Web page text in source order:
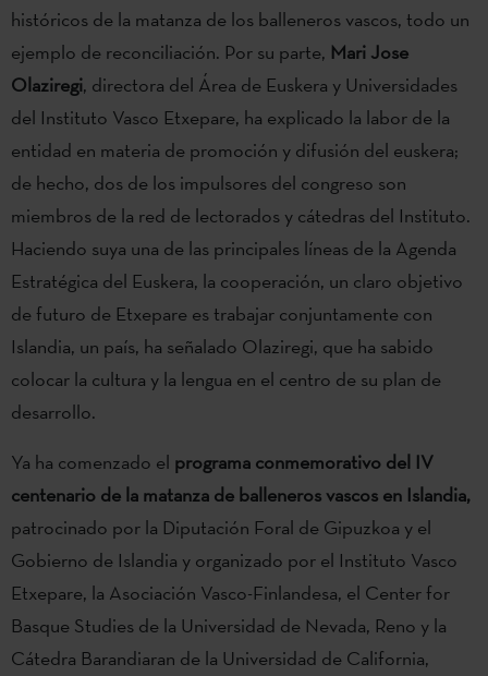
históricos de la matanza de los balleneros vascos, todo un
ejemplo de reconciliación. Por su parte, Mari Jose
Olaziregi, directora del Área de Euskera y Universidades
del Instituto Vasco Etxepare, ha explicado la labor de la
entidad en materia de promoción y difusión del euskera;
de hecho, dos de los impulsores del congreso son
miembros de la red de lectorados y cátedras del Instituto.
Haciendo suya una de las principales líneas de la Agenda
Estratégica del Euskera, la cooperación, un claro objetivo
de futuro de Etxepare es trabajar conjuntamente con
Islandia, un país, ha señalado Olaziregi, que ha sabido
colocar la cultura y la lengua en el centro de su plan de
desarrollo.
Ya ha comenzado el programa conmemorativo del IV
centenario de la matanza de balleneros vascos en Islandia,
patrocinado por la Diputación Foral de Gipuzkoa y el
Gobierno de Islandia y organizado por el Instituto Vasco
Etxepare, la Asociación Vasco-Finlandesa, el Center for
Basque Studies de la Universidad de Nevada, Reno y la
Cátedra Barandiaran de la Universidad de California,